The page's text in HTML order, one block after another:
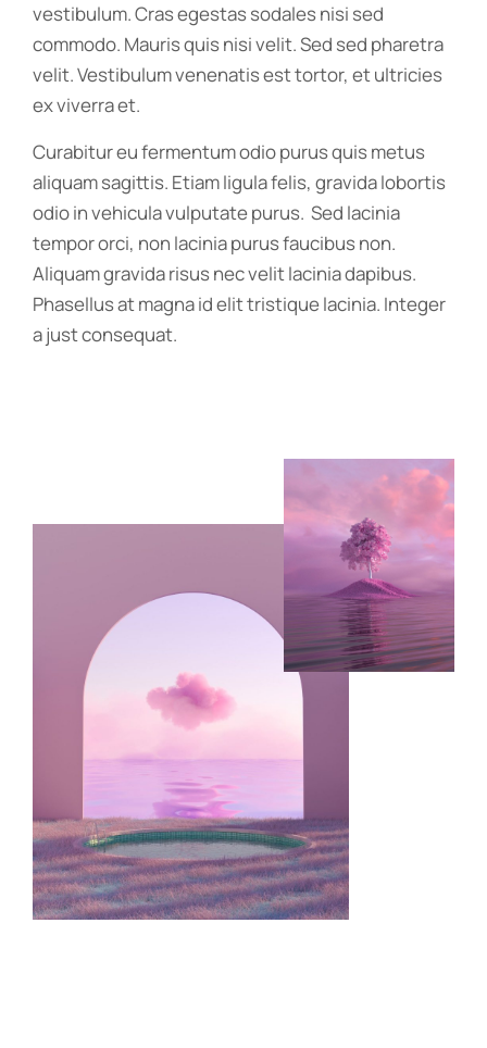
vestibulum. Cras egestas sodales nisi sed
commodo. Mauris quis nisi velit. Sed sed pharetra
velit. Vestibulum venenatis est tortor, et ultricies
ex viverra et.
Curabitur eu fermentum odio purus quis metus
aliquam sagittis. Etiam ligula felis, gravida lobortis
odio in vehicula vulputate purus. Sed lacinia
tempor orci, non lacinia purus faucibus non.
Aliquam gravida risus nec velit lacinia dapibus.
Phasellus at magna id elit tristique lacinia. Integer
a just consequat.